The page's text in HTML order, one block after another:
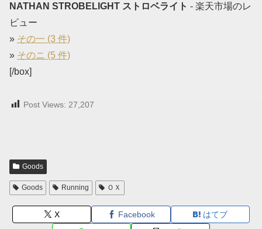
NATHAN STROBELIGHT ストロベライト - 楽天市場のレ
ビュー
» その一 (3 件)
» そのニ (5 件)
[/box]
Post Views: 27,207
Goods
Goods Running ＯＸ
X Facebook
はてブ